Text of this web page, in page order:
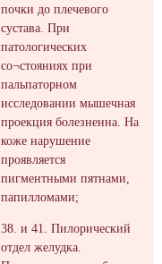
почки до плечевого
сустава. При
патологических
со¬стояниях при
пальпаторном
исследовании мышечная
проекция болезненна. На
коже нарушение
проявляется
пигментными пятнами,
папилломами;
38. и 41. Пилорический
отдел желудка.